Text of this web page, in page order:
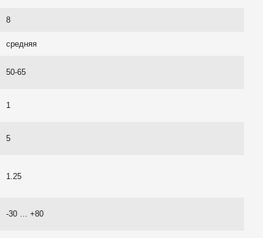
8
средняя
50-65
1
5
1.25
-30 … +80